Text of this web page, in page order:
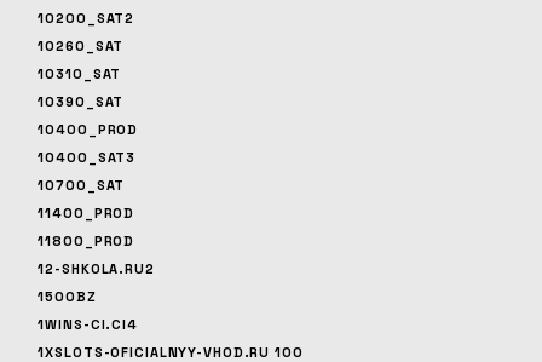
10200_SAT2
10260_SAT
10310_SAT
10390_SAT
10400_PROD
10400_SAT3
10700_SAT
11400_PROD
11800_PROD
12-SHKOLA.RU2
1500BZ
1WINS-CI.CI4
1XSLOTS-OFICIALNYY-VHOD.RU 100